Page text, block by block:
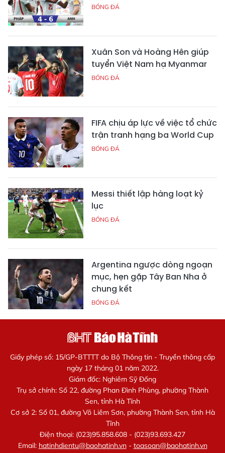
BÓNG ĐÁ
Xuân Son và Hoàng Hên giúp
tuyển Việt Nam hạ Myanmar
BÓNG ĐÁ
FIFA chịu áp lực về việc tổ chức
trận tranh hạng ba World Cup
BÓNG ĐÁ
Messi thiết lập hàng loạt kỷ
lục
BÓNG ĐÁ
Argentina ngược dòng ngoạn
mục, hẹn gặp Tây Ban Nha ở
chung kết
BÓNG ĐÁ
Giấy phép số: 15/GP-BTTTT do Bộ Thông tin - Truyền thông cấp
ngày 17 tháng 01 năm 2022.
Giám đốc: Nghiêm Sỹ Đống
Trụ sở chính: Số 22, đường Phan Đình Phùng, phường Thành
Sen, tỉnh Hà Tĩnh
Cơ sở 2: Số 01, đường Võ Liêm Sơn, phường Thành Sen, tỉnh Hà
Tĩnh
Điện thoại: (023)95.858.608 - (023)93.693.427
Email: hatinhdientu@baohatinh.vn- toasoan@baohatinh.vn